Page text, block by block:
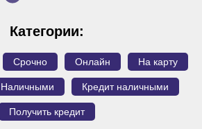
Категории:
Срочно Онлайн На карту
Наличными Кредит наличными
Получить кредит